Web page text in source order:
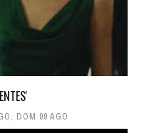
, DOM 09 AGO